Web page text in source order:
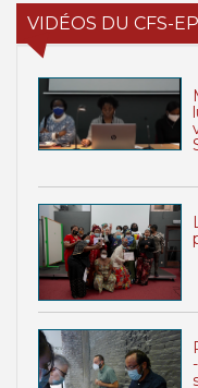
VIDÉOS DU CFS-EP